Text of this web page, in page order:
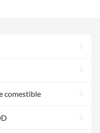
>
>
comestible >
>